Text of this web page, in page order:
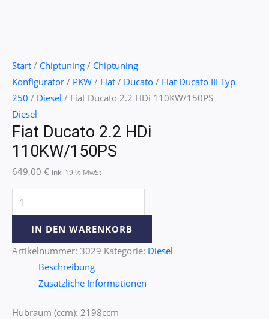
Start / Chiptuning / Chiptuning
Konfigurator / PKW / Fiat / Ducato / Fiat Ducato III Typ
250 / Diesel / Fiat Ducato 2.2 HDi 110KW/150PS
Diesel
Fiat Ducato 2.2 HDi
110KW/150PS
649,00 € inkl 19 % MwSt
IN DEN WARENKORB
Artikelnummer: 3029 Kategorie: Diesel
Beschreibung
Zusätzliche Informationen
Hubraum (ccm): 2198ccm